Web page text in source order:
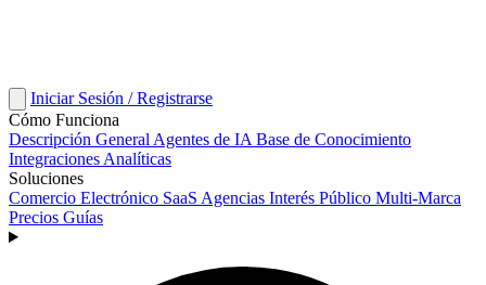
Iniciar Sesión / Registrarse
Cómo Funciona
Descripción General Agentes de IA Base de Conocimiento
Integraciones Analíticas
Soluciones
Comercio Electrónico SaaS Agencias Interés Público Multi-Marca
Precios Guías